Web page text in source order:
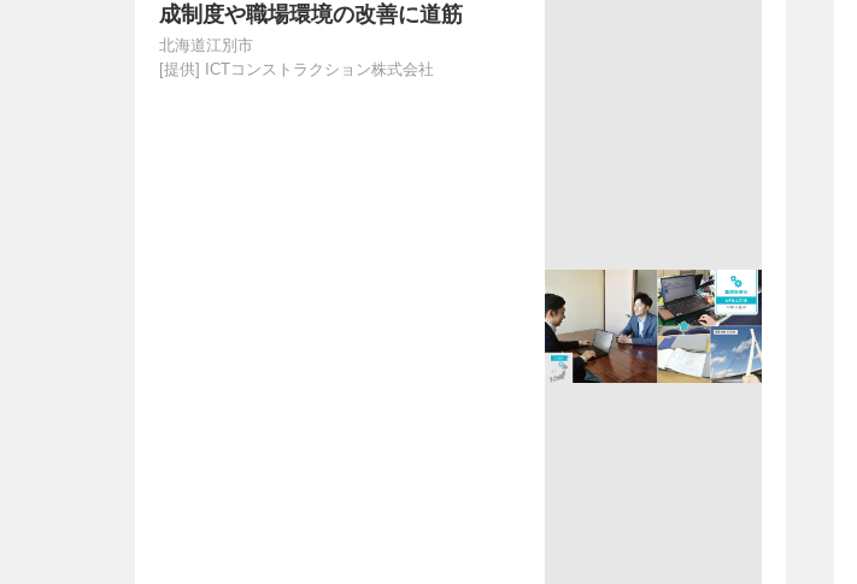
成制度や職場環境の改善に道筋
北海道江別市
[提供]
ICTコンストラクション株式会社